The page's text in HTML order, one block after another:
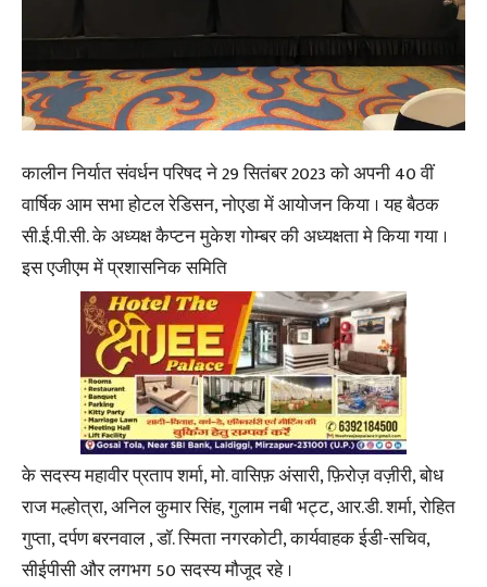
कालीन निर्यात संवर्धन परिषद ने 29 सितंबर 2023 को अपनी 40 वीं
वार्षिक आम सभा होटल रेडिसन, नोएडा में आयोजन किया । यह बैठक
सी.ई.पी.सी. के अध्यक्ष कैप्टन मुकेश गोम्बर की अध्यक्षता मे किया गया ।
इस एजीएम में प्रशासनिक समिति
के सदस्य महावीर प्रताप शर्मा, मो. वासिफ़ अंसारी, फ़िरोज़ वज़ीरी, बोध
राज मल्होत्रा, अनिल कुमार सिंह, गुलाम नबी भट्ट, आर.डी. शर्मा, रोहित
गुप्ता, दर्पण बरनवाल , डॉ. स्मिता नगरकोटी, कार्यवाहक ईडी-सचिव,
सीईपीसी और लगभग 50 सदस्य मौजूद रहे ।